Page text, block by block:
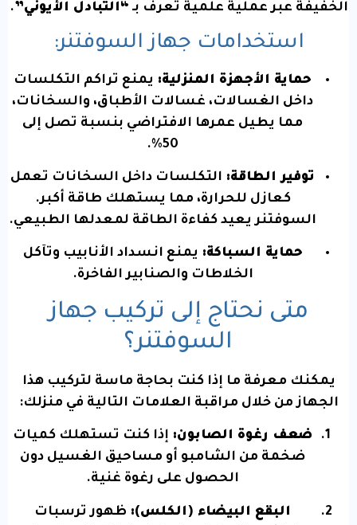
الخفيفة عبر عملية علمية تُعرف بـ “التبادل الأيوني”.
استخدامات جهاز السوفتنر:
حماية الأجهزة المنزلية: يمنع تراكم التكلسات
داخل الغسالات، غسالات الأطباق، والسخانات،
مما يطيل عمرها الافتراضي بنسبة تصل إلى
50%.
توفير الطاقة: التكلسات داخل السخانات تعمل
كعازل للحرارة، مما يستهلك طاقة أكبر.
السوفتنر يعيد كفاءة الطاقة لمعدلها الطبيعي.
حماية السباكة: يمنع انسداد الأنابيب وتآكل
الخلاطات والصنابير الفاخرة.
متى نحتاج إلى تركيب جهاز
السوفتنر؟
يمكنك معرفة ما إذا كنت بحاجة ماسة لتركيب هذا
الجهاز من خلال مراقبة العلامات التالية في منزلك:
ضعف رغوة الصابون: إذا كنت تستهلك كميات
ضخمة من الشامبو أو مساحيق الغسيل دون
الحصول على رغوة غنية.
البقع البيضاء (الكلس): ظهور ترسبات